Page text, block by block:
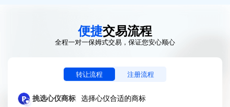
便捷交易流程
全程一对一保姆式交易，保证您安心顺心
转让流程 注册流程
挑选心仪商标 选择心仪合适的商标